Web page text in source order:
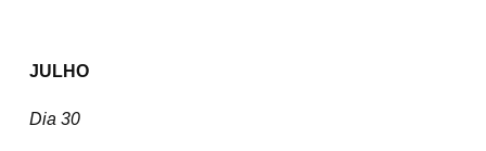
JULHO
Dia 30